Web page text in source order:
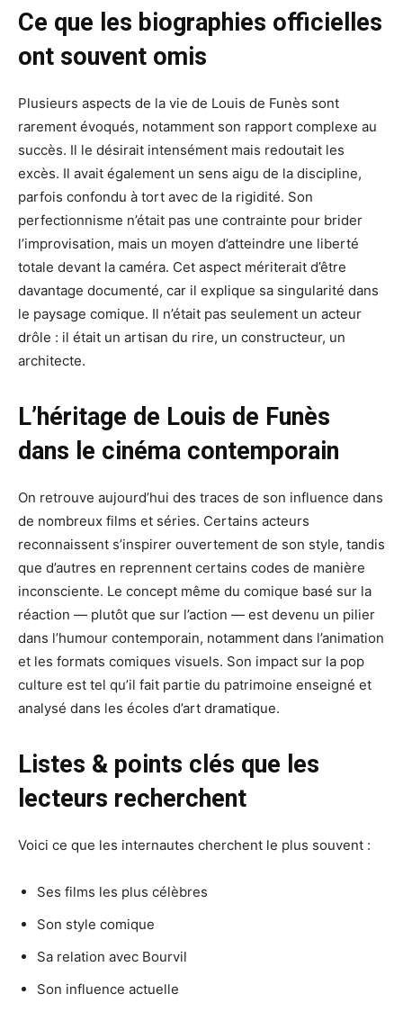
Ce que les biographies officielles
ont souvent omis
Plusieurs aspects de la vie de Louis de Funès sont
rarement évoqués, notamment son rapport complexe au
succès. Il le désirait intensément mais redoutait les
excès. Il avait également un sens aigu de la discipline,
parfois confondu à tort avec de la rigidité. Son
perfectionnisme n’était pas une contrainte pour brider
l’improvisation, mais un moyen d’atteindre une liberté
totale devant la caméra. Cet aspect mériterait d’être
davantage documenté, car il explique sa singularité dans
le paysage comique. Il n’était pas seulement un acteur
drôle : il était un artisan du rire, un constructeur, un
architecte.
L’héritage de Louis de Funès
dans le cinéma contemporain
On retrouve aujourd’hui des traces de son influence dans
de nombreux films et séries. Certains acteurs
reconnaissent s’inspirer ouvertement de son style, tandis
que d’autres en reprennent certains codes de manière
inconsciente. Le concept même du comique basé sur la
réaction — plutôt que sur l’action — est devenu un pilier
dans l’humour contemporain, notamment dans l’animation
et les formats comiques visuels. Son impact sur la pop
culture est tel qu’il fait partie du patrimoine enseigné et
analysé dans les écoles d’art dramatique.
Listes & points clés que les
lecteurs recherchent
Voici ce que les internautes cherchent le plus souvent :
Ses films les plus célèbres
Son style comique
Sa relation avec Bourvil
Son influence actuelle